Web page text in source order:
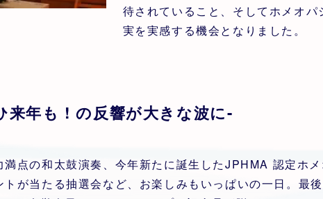
待されていること、そしてホメオ
実を実感する機会となりました。
来年も ! の反響が大きな波に-
満点の和太鼓演奏、今年新たに誕生したJPHMA 認定ホ
トが当たる抽選会など、お楽しみもいっぱいの一日。最